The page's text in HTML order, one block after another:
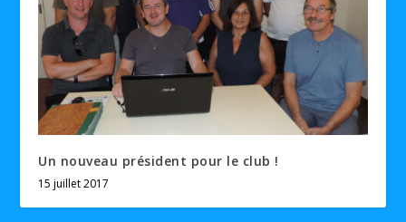
Un nouveau président pour le club !
15 juillet 2017